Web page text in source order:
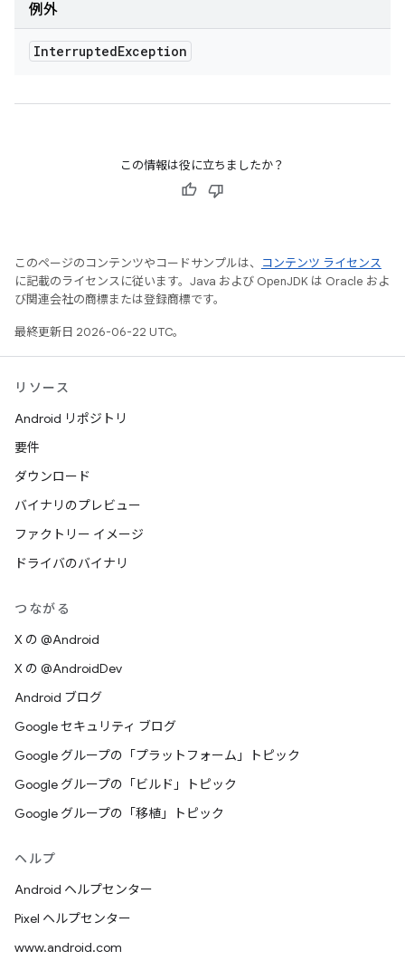
例外
InterruptedException
この情報は役に立ちましたか？
このページのコンテンツやコードサンプルは、
コンテンツ ライセンス
に記載のライセンスに従います。Java および OpenJDK は Oracle およ
び関連会社の商標または登録商標です。
最終更新日 2026-06-22 UTC。
リソース
Android リポジトリ
要件
ダウンロード
バイナリのプレビュー
ファクトリー イメージ
ドライバのバイナリ
つながる
X の @Android
X の @AndroidDev
Android ブログ
Google セキュリティ ブログ
Google グループの「プラットフォーム」トピック
Google グループの「ビルド」トピック
Google グループの「移植」トピック
ヘルプ
Android ヘルプセンター
Pixel ヘルプセンター
www.android.com